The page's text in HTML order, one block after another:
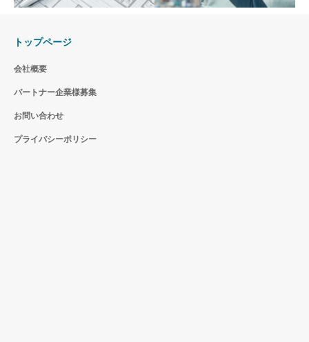
不動産事業部
トップページ
会社概要
パートナー企業様募集
お問い合わせ
プライバシーポリシー